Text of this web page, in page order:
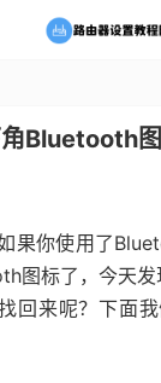
Bluetooth
果你使用了
图标了，今天
回来呢？下面